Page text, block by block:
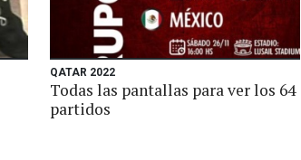
QATAR 2022
Todas las pantallas para ver los 64
partidos